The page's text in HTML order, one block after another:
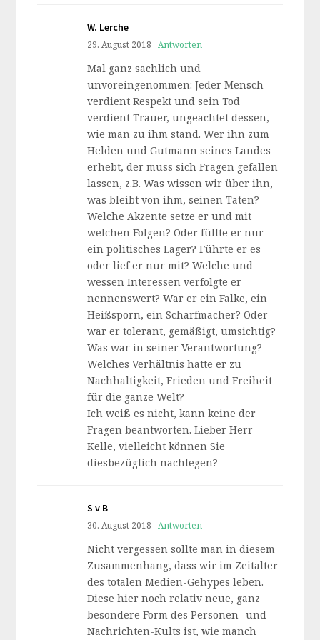
W. Lerche
29. August 2018 Antworten
Mal ganz sachlich und
unvoreingenommen: Jeder Mensch
verdient Respekt und sein Tod
verdient Trauer, ungeachtet dessen,
wie man zu ihm stand. Wer ihn zum
Helden und Gutmann seines Landes
erhebt, der muss sich Fragen gefallen
lassen, z.B. Was wissen wir über ihn,
was bleibt von ihm, seinen Taten?
Welche Akzente setze er und mit
welchen Folgen? Oder füllte er nur
ein politisches Lager? Führte er es
oder lief er nur mit? Welche und
wessen Interessen verfolgte er
nennenswert? War er ein Falke, ein
Heißsporn, ein Scharfmacher? Oder
war er tolerant, gemäßigt, umsichtig?
Was war in seiner Verantwortung?
Welches Verhältnis hatte er zu
Nachhaltigkeit, Frieden und Freiheit
für die ganze Welt?
Ich weiß es nicht, kann keine der
Fragen beantworten. Lieber Herr
Kelle, vielleicht können Sie
diesbezüglich nachlegen?
S v B
30. August 2018 Antworten
Nicht vergessen sollte man in diesem
Zusammenhang, dass wir im Zeitalter
des totalen Medien-Gehypes leben.
Diese hier noch relativ neue, ganz
besondere Form des Personen- und
Nachrichten-Kults ist, wie manch